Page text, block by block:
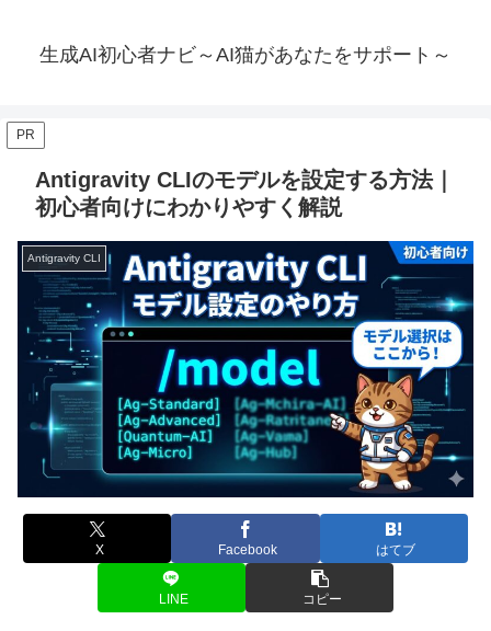
生成AI初心者ナビ～AI猫があなたをサポート～
PR
Antigravity CLIのモデルを設定する方法｜
初心者向けにわかりやすく解説
Antigravity CLI
X Facebook はてブ
LINE コピー